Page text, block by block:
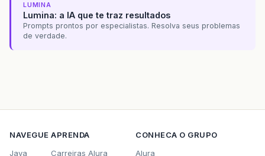
LUMINA
Lumina: a IA que te traz resultados
Prompts prontos por especialistas. Resolva seus problemas
de verdade.
NAVEGUE
Java
APRENDA
Carreiras Alura
CONHECA O GRUPO
Alura